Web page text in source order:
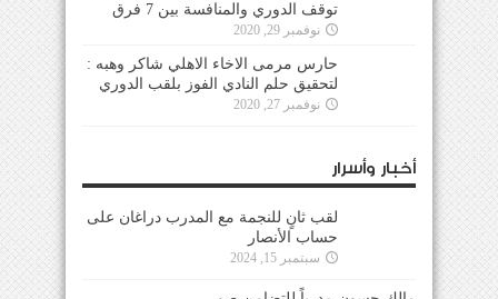
توقف الدوري والمنافسة بين 7 فرق
نوفمبر 29, 2020
حارس مرمى الاخاء الاهلي شاكر وهبه :
لتحقيق حلم النادي الفوز بلقب الدوري
نوفمبر 27, 2020
أخبار وأسرار
لقب ثانٍ للنجمة مع المدرب دراغان على
حساب الأنصار
سبتمبر 15, 2024